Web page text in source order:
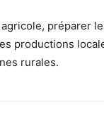
préparer
productions
rurales.